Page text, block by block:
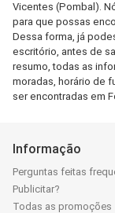
Vicentes (Pombal).
para que possas
Dessa forma, já
escritório, antes de
resumo, todas as
moradas, horário de
ser encontradas em
Informação
Perguntas feitas
Publicitar?
Todas as promoções